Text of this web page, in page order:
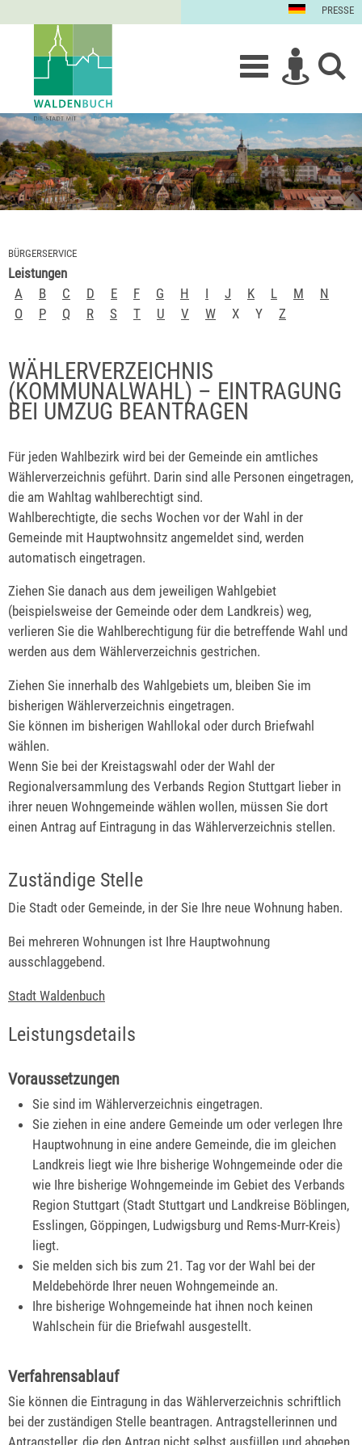
PRESSE
BÜRGERSERVICE
Leistungen
A
B C D E F G H I J K L M
N
O
P Q R S T U V W X Y Z
WÄHLERVERZEICHNIS
(KOMMUNALWAHL) – EINTRAGUNG
BEI UMZUG BEANTRAGEN
Für jeden Wahlbezirk wird bei der Gemeinde ein amtliches
Wählerverzeichnis geführt. Darin sind alle Personen eingetragen,
die am Wahltag wahlberechtigt sind.
Wahlberechtigte, die sechs Wochen vor der Wahl in der
Gemeinde mit Hauptwohnsitz angemeldet sind, werden
automatisch eingetragen.
Ziehen Sie danach aus dem jeweiligen Wahlgebiet
(beispielsweise der Gemeinde oder dem Landkreis) weg,
verlieren Sie die Wahlberechtigung für die betreffende Wahl und
werden aus dem Wählerverzeichnis gestrichen.
Ziehen Sie innerhalb des Wahlgebiets um, bleiben Sie im
bisherigen Wählerverzeichnis eingetragen.
Sie können im bisherigen Wahllokal oder durch Briefwahl
wählen.
Wenn Sie bei der Kreistagswahl oder der Wahl der
Regionalversammlung des Verbands Region Stuttgart lieber in
ihrer neuen Wohngemeinde wählen wollen, müssen Sie dort
einen Antrag auf Eintragung in das Wählerverzeichnis stellen.
Zuständige Stelle
Die Stadt oder Gemeinde, in der Sie Ihre neue Wohnung haben.
Bei mehreren Wohnungen ist Ihre Hauptwohnung
ausschlaggebend.
Stadt Waldenbuch
Leistungsdetails
Voraussetzungen
Sie sind im Wählerverzeichnis eingetragen.
Sie ziehen in eine andere Gemeinde um oder verlegen Ihre
Hauptwohnung in eine andere Gemeinde, die im gleichen
Landkreis liegt wie Ihre bisherige Wohngemeinde oder die
wie Ihre bisherige Wohngemeinde im Gebiet des Verbands
Region Stuttgart (Stadt Stuttgart und Landkreise Böblingen,
Esslingen, Göppingen, Ludwigsburg und Rems-Murr-Kreis)
liegt.
Sie melden sich bis zum 21. Tag vor der Wahl bei der
Meldebehörde Ihrer neuen Wohngemeinde an.
Ihre bisherige Wohngemeinde hat ihnen noch keinen
Wahlschein für die Briefwahl ausgestellt.
Verfahrensablauf
Sie können die Eintragung in das Wählerverzeichnis schriftlich
bei der zuständigen Stelle beantragen. Antragstellerinnen und
Antragsteller, die den Antrag nicht selbst ausfüllen und abgeben